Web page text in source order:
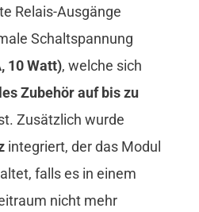
Relais-Ausgänge
Schaltspannung
10 Watt), welche sich
Zubehör auf bis zu
Zusätzlich wurde
integriert, der das Modul
falls es in einem
nicht mehr